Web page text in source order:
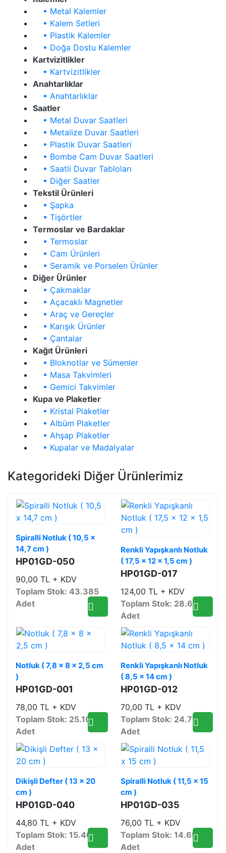
• Metal Kalemler
• Kalem Setleri
• Plastik Kalemler
• Doğa Dostu Kalemler
Kartvizitlikler
• Kartvizitlikler
Anahtarlıklar
• Anahtarlıklar
Saatler
• Metal Duvar Saatleri
• Metalize Duvar Saatleri
• Plastik Duvar Saatleri
• Bombe Cam Duvar Saatleri
• Saatli Duvar Tabloları
• Diğer Saatler
Tekstil Ürünleri
• Şapka
• Tişörtler
Termoslar ve Bardaklar
• Termoslar
• Cam Ürünleri
• Seramik ve Porselen Ürünler
Diğer Ürünler
• Çakmaklar
• Açacaklı Magnetler
• Araç ve Gereçler
• Karışık Ürünler
• Çantalar
Kağıt Ürünleri
• Bloknotlar ve Sümenler
• Masa Takvimleri
• Gemici Takvimler
Kupa ve Plaketler
• Kristal Plaketler
• Albüm Plaketler
• Ahşap Plaketler
• Kupalar ve Madalyalar
Kategorideki Diğer Ürünlerimiz
Spiralli Notluk ( 10,5 x
14,7 cm )
HP01GD-050
90,00 TL + KDV
Toplam Stok: 43.385
Adet
Renkli Yapışkanlı Notluk
( 17,5 x 12 x 1,5 cm )
HP01GD-017
124,00 TL + KDV
Toplam Stok: 28.659
Adet
Notluk ( 7,8 x 8 x 2,5 cm
)
HP01GD-001
78,00 TL + KDV
Toplam Stok: 25.102
Adet
Renkli Yapışkanlı Notluk
( 8,5 x 14 cm )
HP01GD-012
70,00 TL + KDV
Toplam Stok: 24.770
Adet
Dikişli Defter ( 13 x 20
cm )
HP01GD-040
44,80 TL + KDV
Toplam Stok: 15.406
Adet
Spiralli Notluk ( 11,5 x 15
cm )
HP01GD-035
76,00 TL + KDV
Toplam Stok: 14.696
Adet